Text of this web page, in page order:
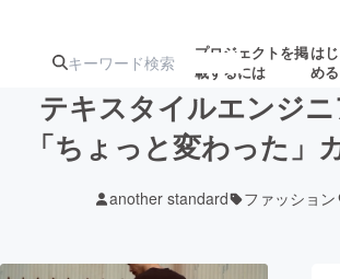
プロジェクトを掲
載するには
はじ
める
ターン
ジェクト
募集終了
ロジェクト
テキスタイルエンジ
「ちょっと変わった」
another standard ファッション